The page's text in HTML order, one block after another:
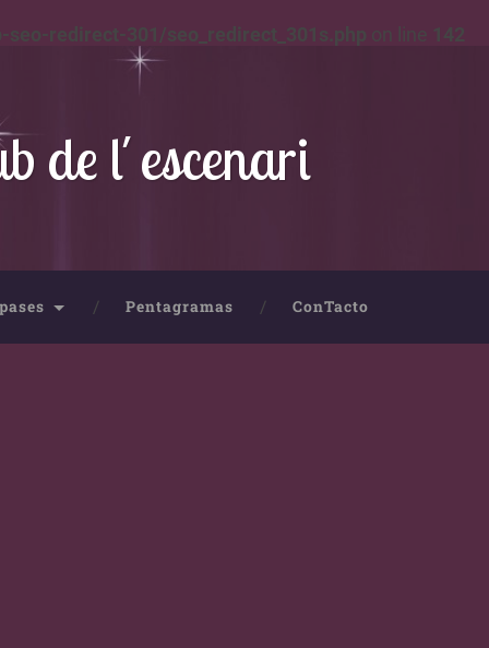
redirect-301/seo_redirect_301s.php on line 142
de l´escenari
Pentagramas ConTacto